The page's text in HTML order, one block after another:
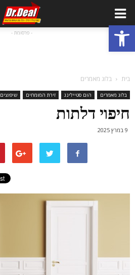
פתח סרגל נגישות - פרסומת -
בית בלוג מאמרים
בלוג מאמרים הום סטיילינג זירת המומחים שיפוצים
חיפוי דלתות
9 במרץ 2025